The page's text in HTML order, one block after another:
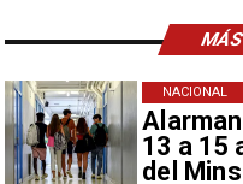
13 a 15
del
NACIONAL